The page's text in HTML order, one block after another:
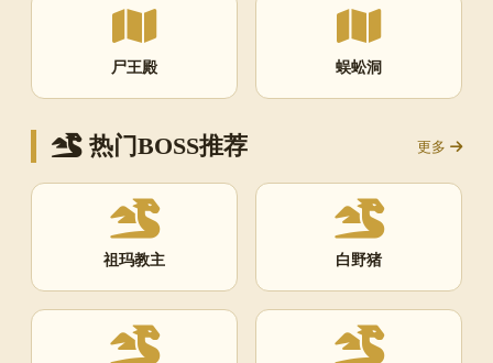
尸王殿 蜈蚣洞
热门BOSS推荐 更多
祖玛教主 白野猪